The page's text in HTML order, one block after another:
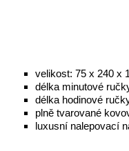
velikost: 75 x 240 x
délka minutové
délka hodinové
plně tvarované
luxusní nalepovací